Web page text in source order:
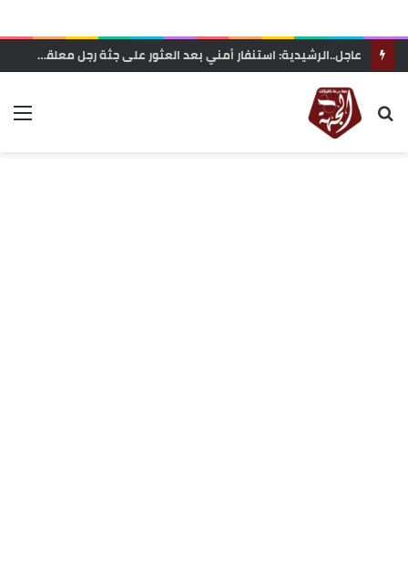
عاجل..الرشيدية: استنفار أمني بعد العثور على جثة رجل معلقة بحبل داخل غابة تاركة القديمة